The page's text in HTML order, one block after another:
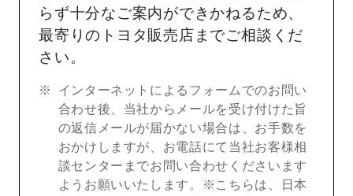
らず十分なご案内ができかねるため、
最寄りのトヨタ販売店までご相談くだ
さい。
インターネットによるフォームでのお問い
合わせ後、当社からメールを受け付けた旨
の返信メールが届かない場合は、お手数を
おかけしますが、お電話にて当社お客様相
談センターまでお問い合わせくださいます
ようお願いいたします。※こちらは、日本